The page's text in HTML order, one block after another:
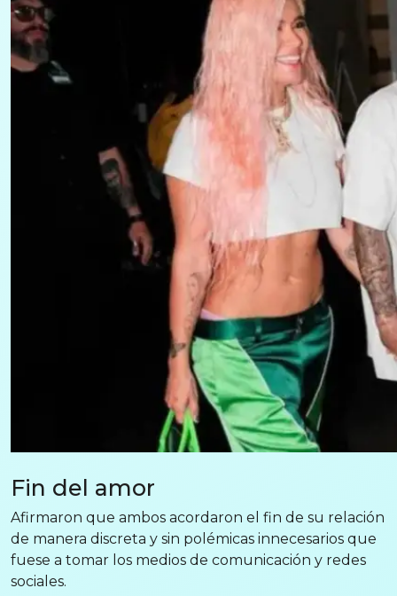
Fin del amor
Afirmaron que ambos acordaron el fin de su relación
de manera discreta y sin polémicas innecesarios que
fuese a tomar los medios de comunicación y redes
sociales.